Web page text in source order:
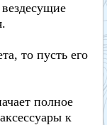
то пусть его
полное
к